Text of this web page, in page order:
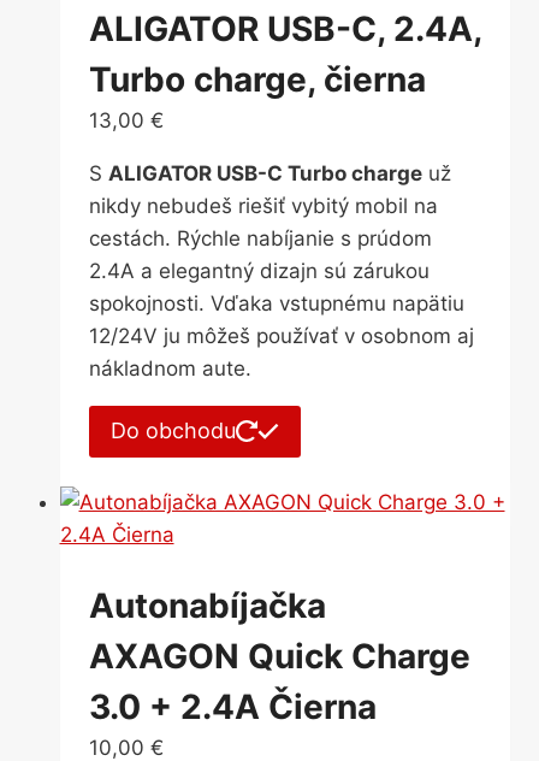
ALIGATOR USB-C, 2.4A,
Turbo charge, čierna
13,00 €
S ALIGATOR USB-C Turbo chargeuž
nikdy nebudeš riešiť vybitý mobil na
cestách. Rýchle nabíjanie s prúdom
2.4A a elegantný dizajn sú zárukou
spokojnosti. Vďaka vstupnému napätiu
12/24V ju môžeš používať v osobnom aj
nákladnom aute.
Do obchodu
Autonabíjačka
AXAGON Quick Charge
3.0 + 2.4A Čierna
10,00 €